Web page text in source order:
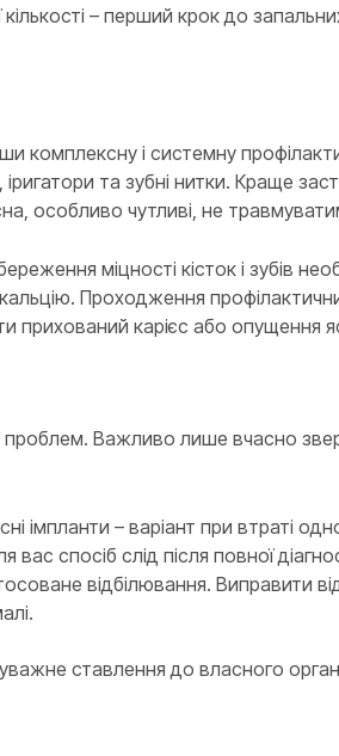
– перший крок до
комплексну і системну
та зубні нитки. Краще
особливо чутливі, не
міцності кісток і зубів
Проходження
прихований карієс або опущення
проблем. Важливо лише вчасно
імпланти – варіант при втраті
спосіб слід після повної
відбілювання. Виправити
ставлення до власного